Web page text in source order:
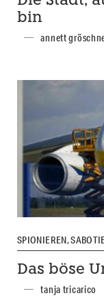
bin
annett
SPIONIEREN,
Das böse
tanja tricarico